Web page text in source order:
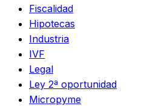
Fiscalidad
Hipotecas
Industria
IVF
Legal
Ley 2ª oportunidad
Micropyme